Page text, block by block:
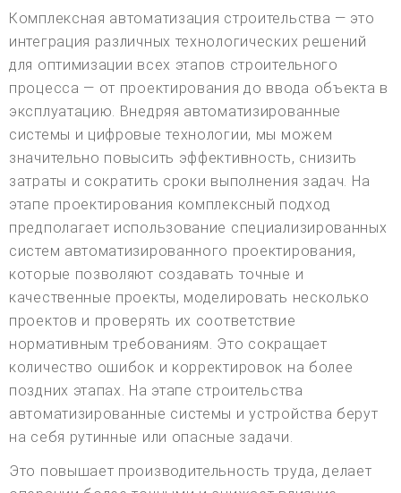
Комплексная автоматизация строительства — это
интеграция различных технологических решений
для оптимизации всех этапов строительного
процесса — от проектирования до ввода объекта в
эксплуатацию. Внедряя автоматизированные
системы и цифровые технологии, мы можем
значительно повысить эффективность, снизить
затраты и сократить сроки выполнения задач. На
этапе проектирования комплексный подход
предполагает использование специализированных
систем автоматизированного проектирования,
которые позволяют создавать точные и
качественные проекты, моделировать несколько
проектов и проверять их соответствие
нормативным требованиям. Это сокращает
количество ошибок и корректировок на более
поздних этапах. На этапе строительства
автоматизированные системы и устройства берут
на себя рутинные или опасные задачи.
Это повышает производительность труда, делает